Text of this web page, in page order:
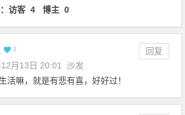
：访客 4 博主 0
1
回复
月13日 20:01
沙发
活嘛，就是有悲有喜，好好过！